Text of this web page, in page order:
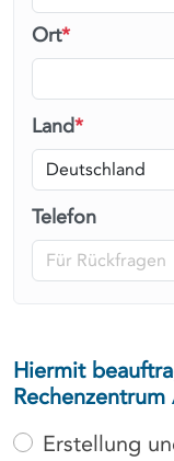
Ort*
Land*
Telefon
Hiermit
Erstellung